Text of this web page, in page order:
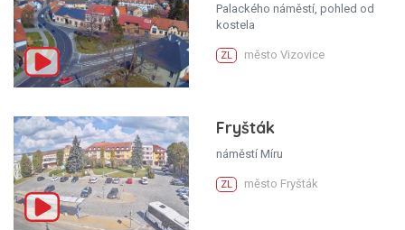
Palackého náměstí, pohled od
kostela
ZL město Vizovice
Fryšták
náměstí Míru
ZL město Fryšták